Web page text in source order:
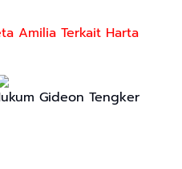
Amilia Terkait Harta
Gideon Tengker